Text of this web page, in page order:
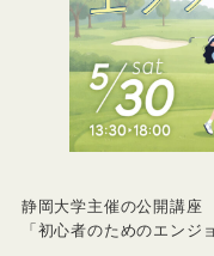
静岡大学主催の公開講座
「初心者のためのエンジ